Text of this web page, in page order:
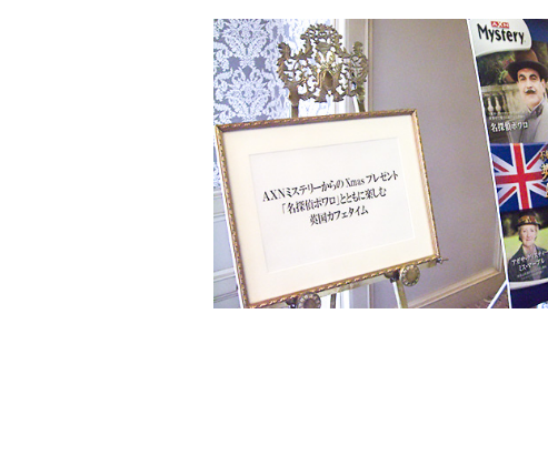
洋画 邦画
アニメ・キッズ
音楽
J:COM放送の地域チャンネル